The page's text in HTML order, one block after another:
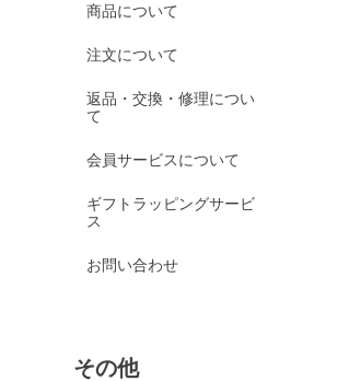
商品について
注文について
返品・交換・修理につい
て
会員サービスについて
ギフトラッピングサービ
ス
お問い合わせ
その他